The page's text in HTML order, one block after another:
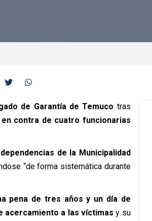
de Garantía de Temuco tras
contra de cuatro funcionarias
de la Municipalidad
“de forma sistemática durante
pena de tres años y un día de
acercamiento a las víctimas y su